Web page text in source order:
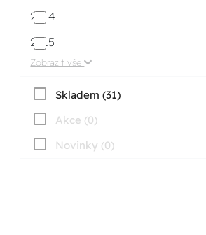
2014
2015
Zobrazit vše
Skladem (31)
Akce (0)
Novinky (0)